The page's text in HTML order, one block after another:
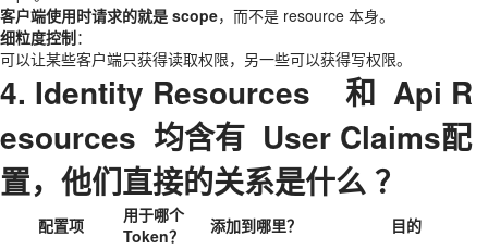
客户端使用时请求的就是 scope，而不是 resource 本身。
细粒度控制：
可以让某些客户端只获得读取权限，另一些可以获得写权限。
4. Identity Resources 和 Api R
esources 均含有 User Claims配
置，他们直接的关系是什么 ？
配置项
用于哪个
Token？
添加到哪里？ 目的